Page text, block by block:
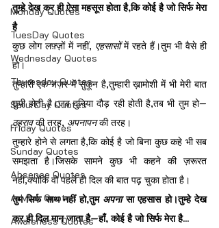
Monday Quotes
TuesDay Quotes
Wednesday Quotes
Thuresday Quotes
SaturDay Quotes
Friday Quotes
Sunday Quotes
Absence Quotes
Advice Quotes
Awareness Quotes
तुम्हे देख कर ही ऐसा महसूस होता है,कि कोई है जो सिर्फ मेरा
है
कुछ लोग लफ़्ज़ों में नहीं, एहसासों में रहते हैं।तुम भी वैसे ही
हो।
तुम्हारी एक नज़र में सुकून है,तुम्हारी ख़ामोशी में भी मेरी बात
छुपी होती है।जब दुनिया दौड़ रही होती है,तब भी तुम हो—
ठहराव की तरह, अपनापन की तरह।
तुम्हारे होने से लगता है,कि कोई है जो बिना कुछ कहे भी सब
समझता है।जिसके सामने कुछ भी कहने की ज़रूरत
नहीं,क्योंकि वो पहले ही दिल की बात पढ़ चुका होता है।
तुम सिर्फ साथ नहीं हो,तुम अपना सा एहसास हो।तुम्हे देख
कर ही दिल मान जाता है—हाँ, कोई है जो सिर्फ मेरा है...